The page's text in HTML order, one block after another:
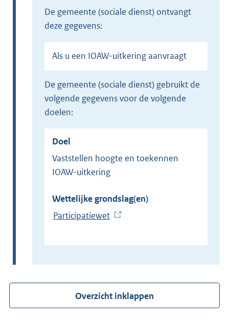
de gemeente (sociale dienst) ontvangt
deze gegevens:
Als u een IOAW-uitkering aanvraagt
de gemeente (sociale dienst) gebruikt de
volgende gegevens voor de volgende
doelen:
Doel
Vaststellen hoogte en toekennen
IOAW-uitkering
Wettelijke grondslag(en)
Participatiewet(
x
r
n
Overzicht inklappen